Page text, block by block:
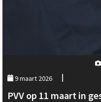
9 maart 2026
PVV op 11 maart in